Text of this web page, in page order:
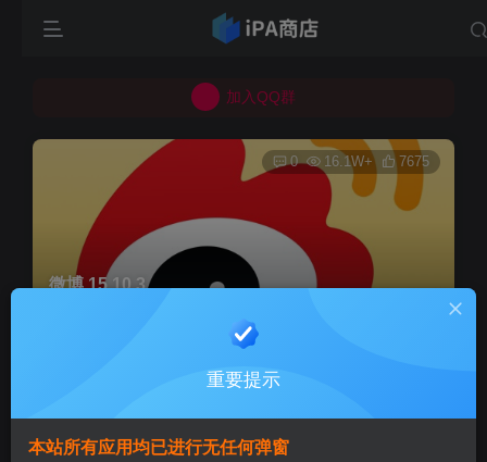
所有上传的应用 均已通过 严格的安全检测
加入QQ群
微博 15.10.3
0 16.1W+ 7675
重要提示
本站所有应用均已进行无任何弹窗